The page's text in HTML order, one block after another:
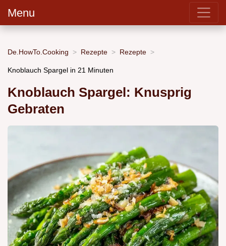
Menu
De.HowTo.Cooking Rezepte Rezepte
Knoblauch Spargel in 21 Minuten
Knoblauch Spargel: Knusprig
Gebraten